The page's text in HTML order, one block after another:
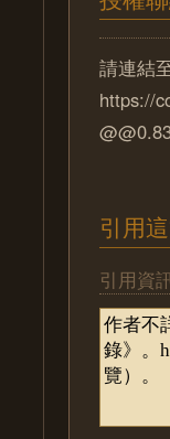
請連結
https://
引用
引用資